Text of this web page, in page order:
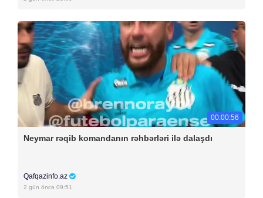
00:00:56
Neymar rəqib komandanın rəhbərləri ilə dalaşdı
Qafqazinfo.az
2 gün öncə 09:51